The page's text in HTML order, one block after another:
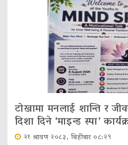
टोखामा मनलाई शान्ति र
दिशा दिने ‘माइन्ड स्पा’
२१ श्रावण २०८३, बिहीबार ०८:२९